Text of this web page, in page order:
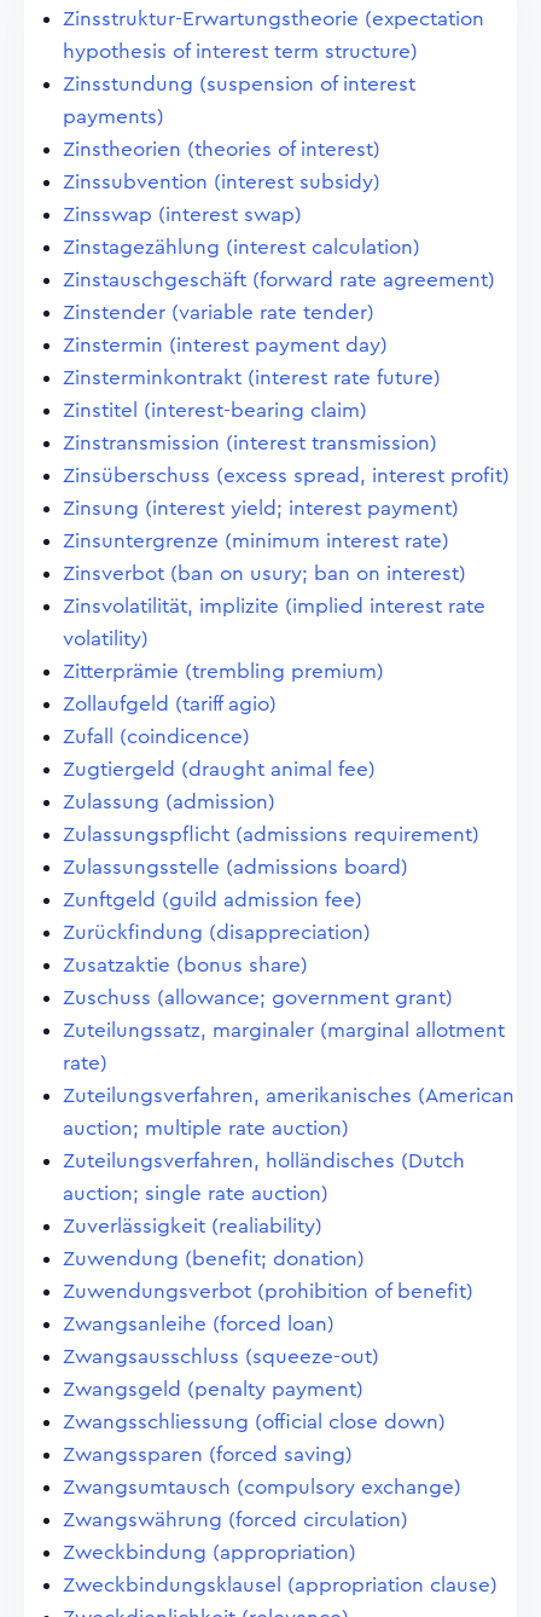
Zinsstruktur-Erwartungstheorie (expectation
hypothesis of interest term structure)
Zinsstundung (suspension of interest
payments)
Zinstheorien (theories of interest)
Zinssubvention (interest subsidy)
Zinsswap (interest swap)
Zinstagezählung (interest calculation)
Zinstauschgeschäft (forward rate agreement)
Zinstender (variable rate tender)
Zinstermin (interest payment day)
Zinsterminkontrakt (interest rate future)
Zinstitel (interest-bearing claim)
Zinstransmission (interest transmission)
Zinsüberschuss (excess spread, interest profit)
Zinsung (interest yield; interest payment)
Zinsuntergrenze (minimum interest rate)
Zinsverbot (ban on usury; ban on interest)
Zinsvolatilität, implizite (implied interest rate
volatility)
Zitterprämie (trembling premium)
Zollaufgeld (tariff agio)
Zufall (coindicence)
Zugtiergeld (draught animal fee)
Zulassung (admission)
Zulassungspflicht (admissions requirement)
Zulassungsstelle (admissions board)
Zunftgeld (guild admission fee)
Zurückfindung (disappreciation)
Zusatzaktie (bonus share)
Zuschuss (allowance; government grant)
Zuteilungssatz, marginaler (marginal allotment
rate)
Zuteilungsverfahren, amerikanisches (American
auction; multiple rate auction)
Zuteilungsverfahren, holländisches (Dutch
auction; single rate auction)
Zuverlässigkeit (realiability)
Zuwendung (benefit; donation)
Zuwendungsverbot (prohibition of benefit)
Zwangsanleihe (forced loan)
Zwangsausschluss (squeeze-out)
Zwangsgeld (penalty payment)
Zwangsschliessung (official close down)
Zwangssparen (forced saving)
Zwangsumtausch (compulsory exchange)
Zwangswährung (forced circulation)
Zweckbindung (appropriation)
Zweckbindungsklausel (appropriation clause)